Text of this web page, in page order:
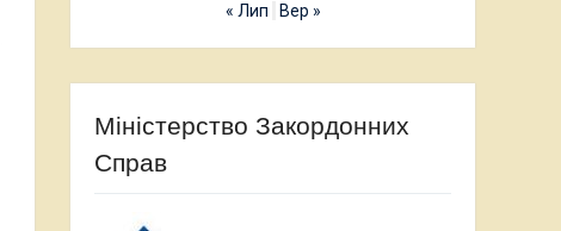
« Лип Вер »
Міністерство Закордонних
Справ